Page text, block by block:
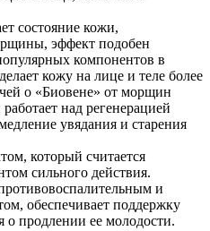
состояние кожи,
эффект подобен
компонентов в
кожу на лице и теле более
о «Биовене» от морщин
над регенерацией
увядания и старения
который считается
сильного действия.
и
обеспечивает поддержку
о продлении ее молодости.